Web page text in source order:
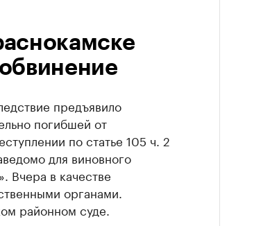
предъявило
погибшей от
по статье 105 ч. 2
для виновного
Вчера в качестве
органами.
районном суде.